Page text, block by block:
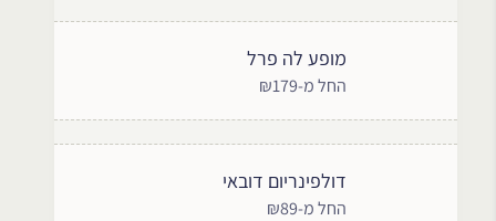
מופע לה פרל
החל מ-₪179
דולפינריום דובאי
החל מ-₪89